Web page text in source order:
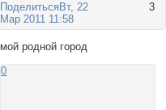
Поделиться 3
Вт, 22
Мар 2011 11:58
мой родной город
0